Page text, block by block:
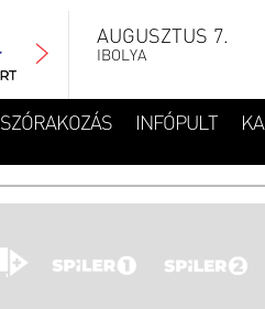
AUGUSZTUS 7.
IBOLYA
SZÓRAKOZÁS INFÓPULT